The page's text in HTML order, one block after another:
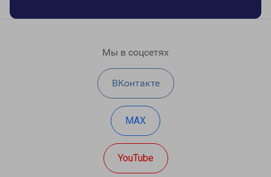
Мы в соцсетях
ВКонтакте
MAX
YouTube